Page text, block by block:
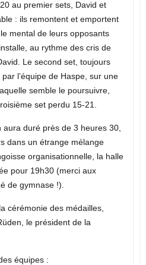
au premier sets, David et
: ils remontent et emportent
mental de leurs opposants
au rythme des cris de
Le second set, toujours
l’équipe de Haspe, sur une
semble le poursuivre,
set perdu 15-21.
duré près de 3 heures 30,
dans un étrange mélange
organisationnelle, la halle
pour 19h30 (merci aux
de gymnase !).
cérémonie des médailles,
le président de la
équipes :